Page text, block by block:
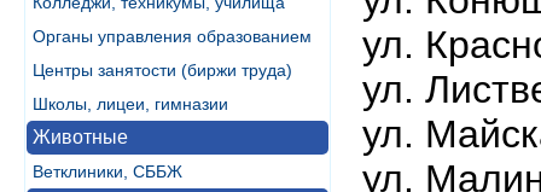
Органы управления образованием
Центры занятости (биржи труда)
Школы, лицеи, гимназии
Животные
Ветклиники, СББЖ
ул.
ул.
ул.
ул.